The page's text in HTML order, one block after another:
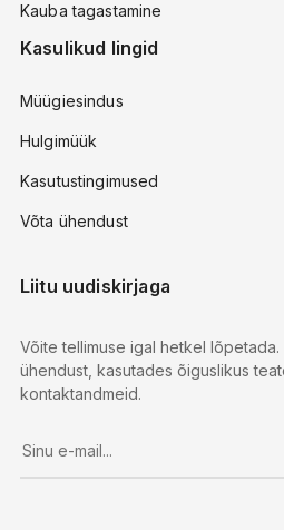
Kauba tagastamine
Kasulikud lingid
Müügiesindus
Hulgimüük
Kasutustingimused
Võta ühendust
Liitu uudiskirjaga
Võite tellimuse igal hetkel
ühendust, kasutades õiguslikus
kontaktandmeid.